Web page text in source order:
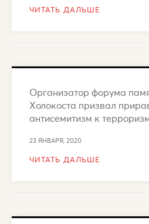
ЧИТАТЬ ДАЛЬШЕ
Организатор форума
Холокоста призвал
антисемитизм к
23 ЯНВАРЯ, 2020
ЧИТАТЬ ДАЛЬШЕ